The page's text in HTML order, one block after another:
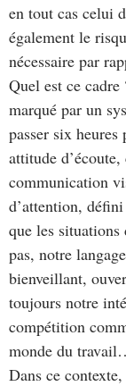
en tout cas celui
également le
nécessaire par
Quel est ce
marqué par un
passer six heures
attitude
communication
d’attention,
que les
pas, notre
bienveillant,
toujours notre
compétition
monde du
Dans ce